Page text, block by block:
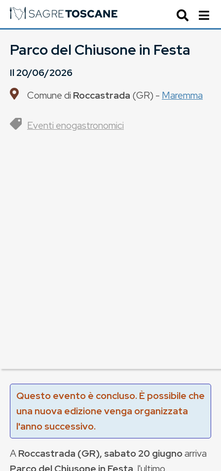
Parco del Chiusone in Festa
Il20/06/2026
Comune di Roccastrada (GR) - Maremma
Eventi enogastronomici
Questo evento è concluso. È possibile che
una nuova edizione venga organizzata
l'anno successivo.
ARoccastrada (GR), sabato 20 giugnoarriva